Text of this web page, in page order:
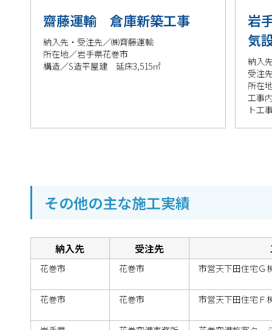
齋藤運輸 倉庫新築工事
納入先・受注先／㈱齊藤運輸
所在地／岩手県花巻市
構造／S造平屋建 延床3,515㎡
岩
気
納入
受注
所在
工事
ト工
その他の主な施工実績
納入先 受注先
花巻市 花巻市 市営天下田住宅Ｇ
花巻市 花巻市 市営天下田住宅Ｆ